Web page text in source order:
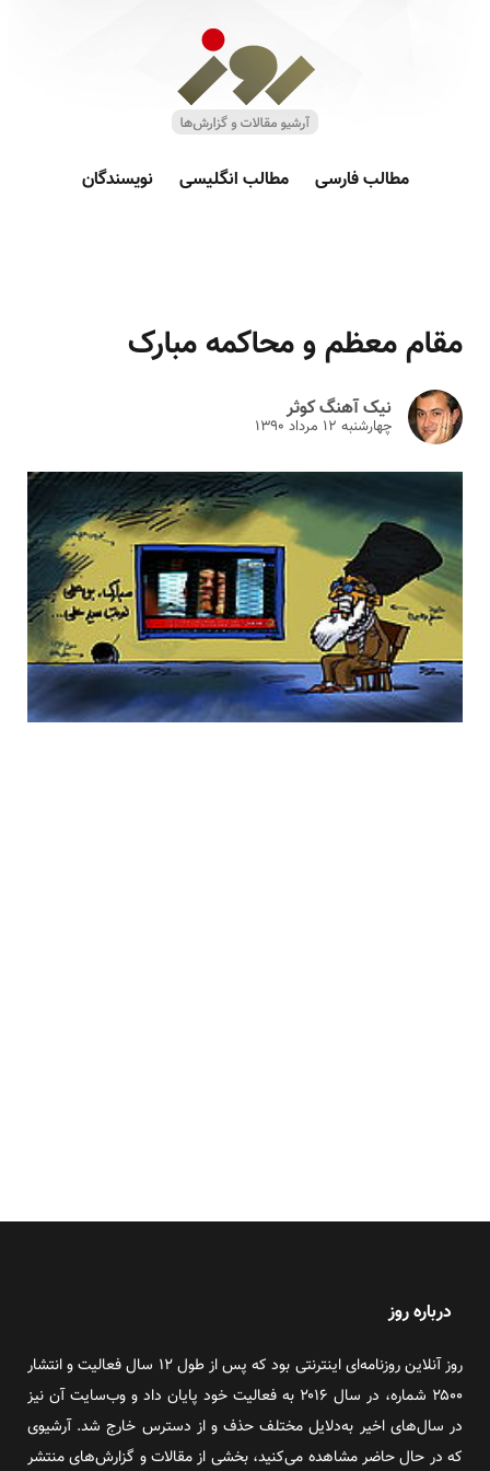
مطالب فارسی مطالب انگلیسی نویسندگان
مقام معظم و محاکمه مبارک
نیک آهنگ کوثر
چهارشنبه ۱۲ مرداد ۱۳۹۰
درباره روز
روز آنلاین روزنامه‌ای اینترنتی بود که پس از طول ۱۲ سال فعالیت و انتشار
۲۵۰۰ شماره، در سال ۲۰۱۶ به فعالیت خود پایان داد و وب‌سایت آن نیز
در سال‌های اخیر به‌دلایل مختلف حذف و از دسترس خارج شد. آرشیوی
که در حال حاضر مشاهده می‌کنید، بخشی از مقالات و گزارش‌های منتشر